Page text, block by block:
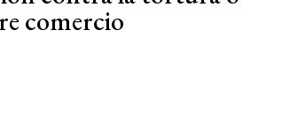
comercio